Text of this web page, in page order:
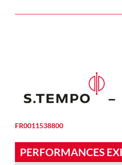
FR0011538800
PERFORMANCES